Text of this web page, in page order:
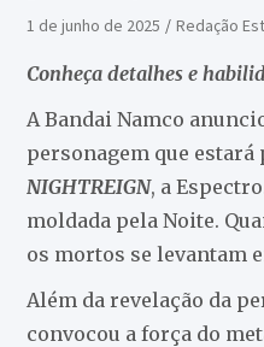
1 de junho de 2025 Redação
Conheça detalhes e
A Bandai Namco
personagem que estará
NIGHTREIGN, a
moldada pela Noite.
os mortos se levantam
Além da revelação da
convocou a força do